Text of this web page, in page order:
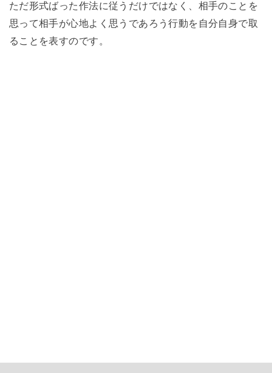
ただ形式ばった作法に従うだけではなく、相手のことを
思って相手が心地よく思うであろう行動を自分自身で取
ることを表すのです。